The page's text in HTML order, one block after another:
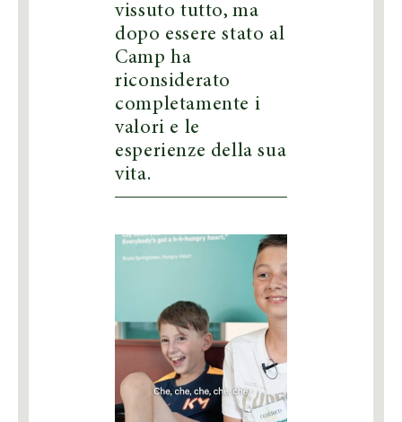
vissuto tutto, ma
dopo essere stato al
Camp ha
riconsiderato
completamente i
valori e le
esperienze della sua
vita.